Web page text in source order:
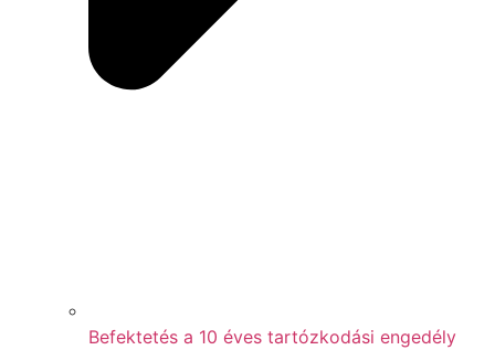
Befektetés a 10 éves tartózkodási engedély